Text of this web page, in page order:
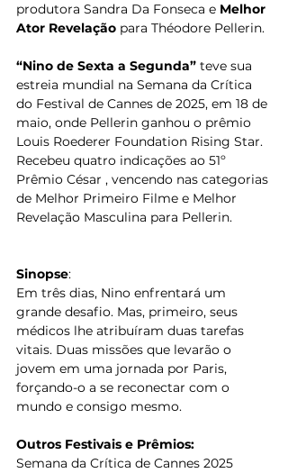
produtora Sandra Da Fonseca e Melhor
Ator Revelação para Théodore Pellerin.
“Nino de Sexta a Segunda” teve sua
estreia mundial na Semana da Crítica
do Festival de Cannes de 2025, em 18 de
maio, onde Pellerin ganhou o prêmio
Louis Roederer Foundation Rising Star.
Recebeu quatro indicações ao 51º
Prêmio César , vencendo nas categorias
de Melhor Primeiro Filme e Melhor
Revelação Masculina para Pellerin.
Sinopse:
Em três dias, Nino enfrentará um
grande desafio. Mas, primeiro, seus
médicos lhe atribuíram duas tarefas
vitais. Duas missões que levarão o
jovem em uma jornada por Paris,
forçando-o a se reconectar com o
mundo e consigo mesmo.
Outros Festivais e Prêmios:
Semana da Crítica de Cannes 2025